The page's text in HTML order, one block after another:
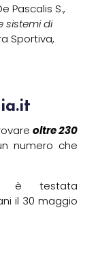
Pascalis S.,
sistemi di
Sportiva,
oltre 230
numero che
è testata
il 30 maggio